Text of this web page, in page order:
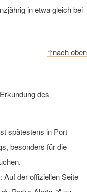
in etwa gleich bei
↑nach oben
des
spätestens in Port
besonders für die
Auf der offiziellen Seite